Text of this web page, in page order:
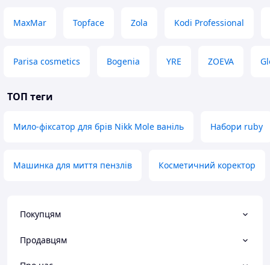
MaxMar Topface Zola Kodi Professional
Parisa cosmetics Bogenia YRE ZOEVA
ТОП теги
Мило-фіксатор для брів Nikk Mole ваніль Набори ruby
Машинка для миття пензлів Косметичний коректор
Покупцям
Продавцям